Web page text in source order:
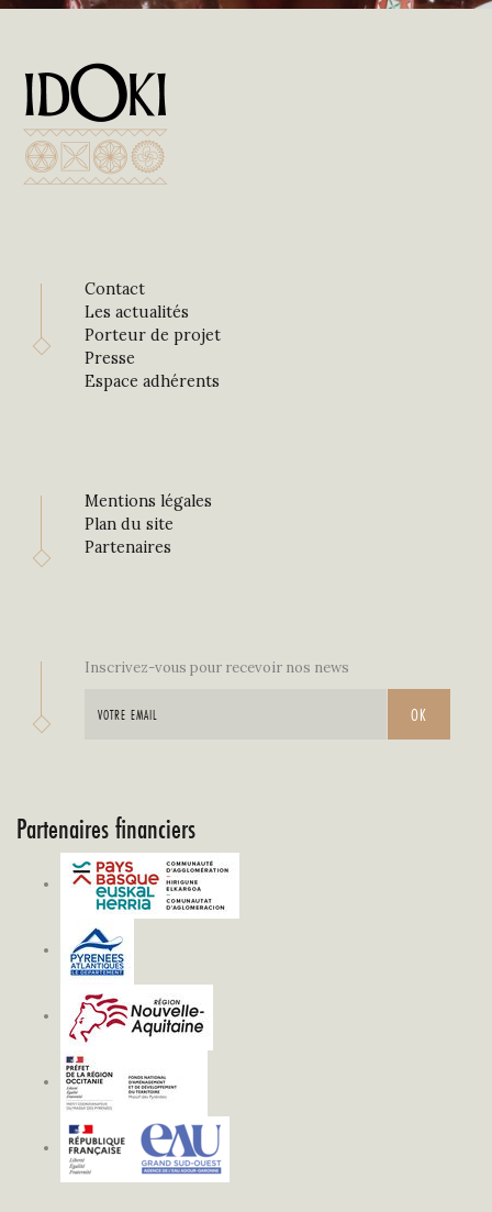
Contact
Les actualités
Porteur de projet
Presse
Espace adhérents
Mentions légales
Plan du site
Partenaires
Inscrivez-vous pour recevoir nos news
Partenaires financiers